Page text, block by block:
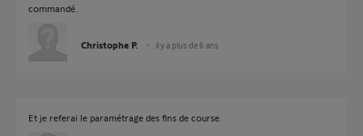
commandé.
Christophe P. il y a plus de 6 ans
Et je referai le paramétrage des fins de course.